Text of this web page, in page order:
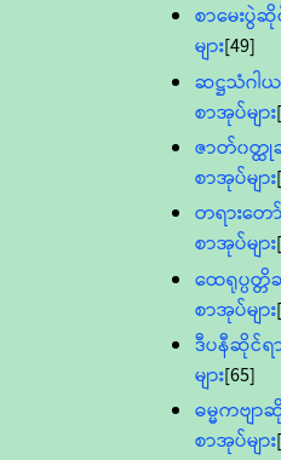
စာမေးပွဲ
များ[49]
ဆဋ္ဌသံဂါ
စာအုပ်များ
ဇာတ်၀တ္ထု
စာအုပ်များ
တရားတေ
စာအုပ်များ
ထေရုပ္ပတ္
စာအုပ်များ
ဒီပနီဆိုင်ရ
များ[65]
ဓမ္မကဗျာ
စာအုပ်များ